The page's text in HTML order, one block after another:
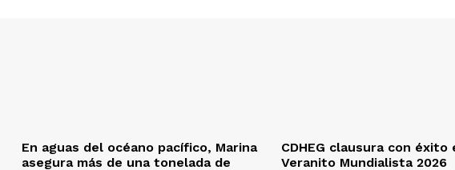
En aguas del océano pacífico, Marina
asegura más de una tonelada de
CDHEG clausura con éxito
Veranito Mundialista 2026